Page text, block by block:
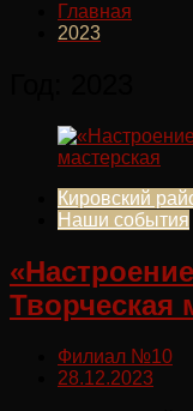
Главная
2023
Кировский
Наши события
Творческая
Филиал №10
28.12.2023